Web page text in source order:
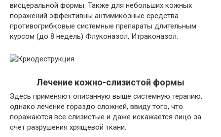
висцеральной формы. Также для небольших кожных
поражений эффективны антимикозные средства
противогрибковые системные препараты длительным
курсом (до 8 недель) Флуконазол, Итраконазол.
Лечение кожно-слизистой формы
Здесь применяют описанную выше системную терапию,
однако лечение гораздо сложней, ввиду того, что
поражаются все слизистые и даже искажается лицо за
счет разрушения хрящевой ткани.